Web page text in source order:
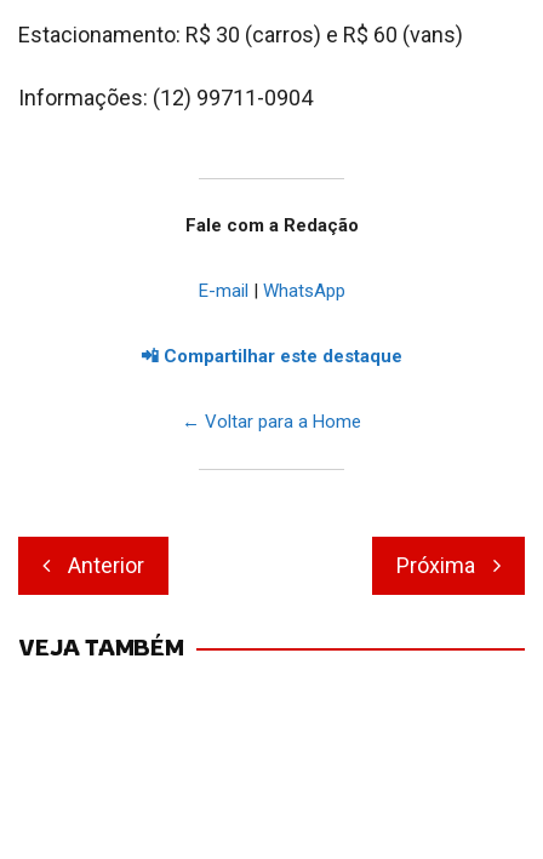
Estacionamento: R$ 30 (carros) e R$ 60 (vans)
Informações: (12) 99711-0904
Fale com a Redação
E-mail | WhatsApp
📲 Compartilhar este destaque
← Voltar para a Home
Navegação
de
Anterior Próxima
VEJA TAMBÉM